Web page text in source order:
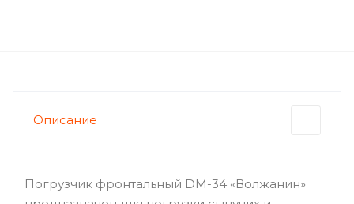
Описание
Погрузчик фронтальный DM-34 «Волжанин»